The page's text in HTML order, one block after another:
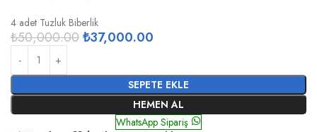
4 adet Tuzluk Biberlik
₺50,000.00₺37,000.00
SEPETE EKLE
HEMEN AL
WhatsApp Sipariş